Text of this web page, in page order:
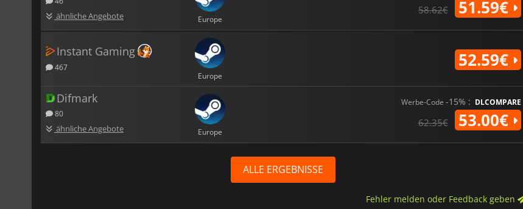
ähnliche Angebote Europe
58.62€ 51.59€
Instant Gaming
467
Europe
52.59€
Difmark
80
ähnliche Angebote Europe
Werbe-Code -15% : DLCOMPARE
62.35€ 53.00€
ALLE ERGEBNISSE
Fehler melden oder Feedback geben